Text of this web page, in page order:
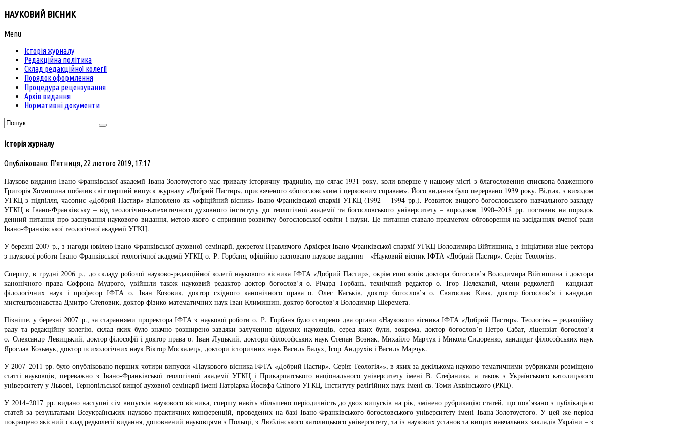
НАУКОВИЙ ВІСНИК
Menu
Історія журналу
Редакційна політика
Склад редакційної колегії
Порядок оформлення
Процедура рецензування
Архів видання
Нормативні документи
Історія журналу
Опубліковано: П'ятниця, 22 лютого 2019, 17:17
Наукове видання Івано-Франківської академії Івана Золотоустого має тривалу історичну традицію, що сягає 1931 року, коли вперше у нашому місті з благословення єпископа блаженного
Григорія Хомишина побачив світ перший випуск журналу «Добрий Пастир», присвяченого «богословським і церковним справам». Його видання було перервано 1939 року. Відтак, з виходом
УГКЦ з підпілля, часопис «Добрий Пастир» відновлено як «офіційний вісник» Івано-Франківської єпархії УГКЦ (1992 – 1994 рр.). Розвиток вищого богословського навчального закладу
УГКЦ в Івано-Франківську – від теологічно-катехитичного духовного інституту до теологічної академії та богословського університету – впродовж 1990–2018 рр. поставив на порядок
денний питання про заснування наукового видання, метою якого є сприяння розвитку богословської освіти і науки. Це питання ставало предметом обговорення на засіданнях вченої ради
Івано-Франківської теологічної академії УГКЦ.
У березні 2007 р., з нагоди ювілею Івано-Франківської духовної семінарії, декретом Правлячого Архієрея Івано-Франківської єпархії УГКЦ Володимира Війтишина, з ініціативи віце-ректора
з наукової роботи Івано-Франківської теологічної академії УГКЦ о. Р. Горбаня, офіційно засновано наукове видання – «Науковий вісник ІФТА «Добрий Пастир». Серія: Теологія».
Спершу, в грудні 2006 р., до складу робочої науково-редакційної колегії наукового вісника ІФТА «Добрий Пастир», окрім єпископів доктора богослов’я Володимира Війтишина і доктора
канонічного права Софрона Мудрого, увійшли також науковий редактор доктор богослов’я о. Річард Горбань, технічний редактор о. Ігор Пелехатий, члени редколегії – кандидат
філологічних наук і професор ІФТА о. Іван Козовик, доктор східного канонічного права о. Олег Каськів, доктор богослов’я о. Святослав Кияк, доктор богослов’я і кандидат
мистецтвознавства Дмитро Степовик, доктор фізико-математичних наук Іван Климишин, доктор богослов’я Володимир Шеремета.
Пізніше, у березні 2007 р., за стараннями проректора ІФТА з наукової роботи о. Р. Горбаня було створено два органи «Наукового вісника ІФТА «Добрий Пастир». Теологія» – редакційну
раду та редакційну колегію, склад яких було значно розширено завдяки залученню відомих науковців, серед яких були, зокрема, доктор богослов’я Петро Сабат, ліцензіат богослов’я
о. Олександр Левицький, доктор філософії і доктор права о. Іван Луцький, доктори філософських наук Степан Возняк, Михайло Марчук і Микола Сидоренко, кандидат філософських наук
Ярослав Козьмук, доктор психологічних наук Віктор Москалець, доктори історичних наук Василь Балух, Ігор Андрухів і Василь Марчук.
У 2007–2011 рр. було опубліковано перших чотири випуски «Наукового вісника ІФТА «Добрий Пастир». Серія: Теологія»», в яких за декількома науково-тематичними рубриками розміщено
статті науковців, переважно з Івано-Франківської теологічної академії УГКЦ і Прикарпатського національного університету імені В. Стефаника, а також з Українського католицького
університету у Львові, Тернопільської вищої духовної семінарії імені Патріарха Йосифа Сліпого УГКЦ, Інституту релігійних наук імені св. Томи Аквінського (РКЦ).
У 2014–2017 рр. видано наступні сім випусків наукового вісника, спершу навіть збільшено періодичність до двох випусків на рік, змінено рубрикацію статей, що пов’язано з публікацією
статей за результатами Всеукраїнських науково-практичних конференцій, проведених на базі Івано-Франківського богословського університету імені Івана Золотоустого. У цей же період
покращено якісний склад редколегії видання, доповнений науковцями з Польщі, з Люблінського католицького університету, та із наукових установ та вищих навчальних закладів України – з